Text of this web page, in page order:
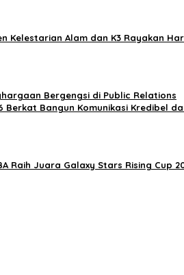
Kelestarian Alam dan K3 Rayakan
Bergengsi di Public Relations
Berkat Bangun Komunikasi Kredibel
Raih Juara Galaxy Stars Rising Cup